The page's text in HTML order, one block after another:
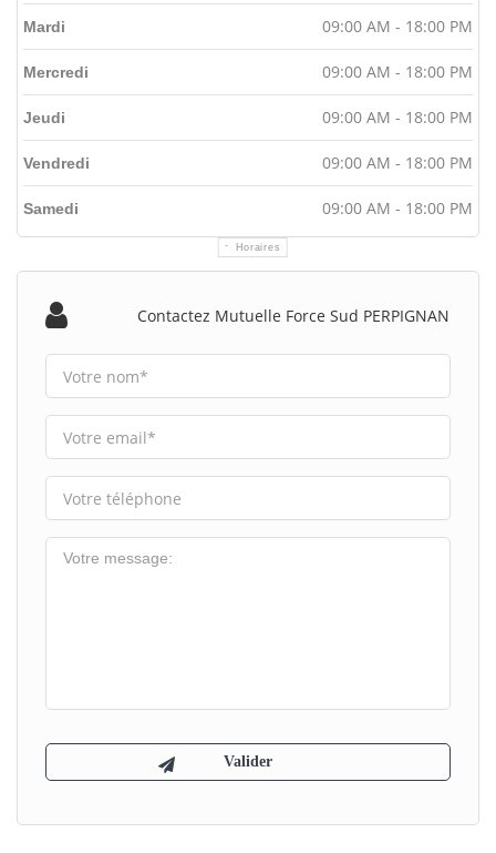
Horaires
Mardi 09:00 AM - 18:00 PM
Mercredi 09:00 AM - 18:00 PM
Jeudi 09:00 AM - 18:00 PM
Vendredi 09:00 AM - 18:00 PM
Samedi 09:00 AM - 18:00 PM
Contactez Mutuelle Force Sud PERPIGNAN